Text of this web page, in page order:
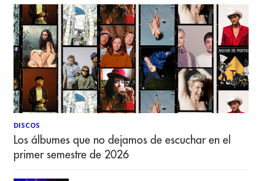
DISCOS
Los álbumes que no dejamos de escuchar en el
primer semestre de 2026